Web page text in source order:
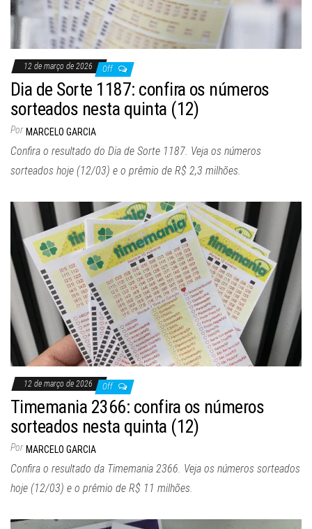
12 de março de 2026 Off
Dia de Sorte 1187: confira os números
sorteados nesta quinta (12)
Por MARCELO GARCIA
Confira o resultado do Dia de Sorte 1187. Veja os números
sorteados hoje (12/03) e o prêmio de R$ 2,3 milhões.
12 de março de 2026 Off
Timemania 2366: confira os números
sorteados nesta quinta (12)
Por MARCELO GARCIA
Confira o resultado da Timemania 2366. Veja os números sorteados
hoje (12/03) e o prêmio de R$ 11 milhões.